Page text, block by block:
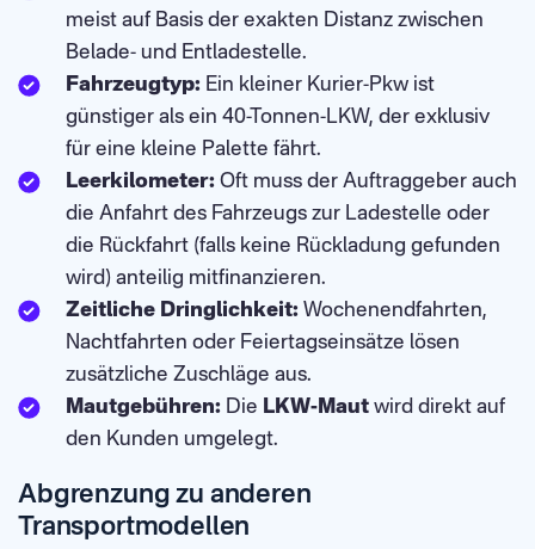
meist auf Basis der exakten Distanz zwischen
Belade- und Entladestelle.
Fahrzeugtyp: Ein kleiner Kurier-Pkw ist
günstiger als ein 40-Tonnen-LKW, der exklusiv
für eine kleine Palette fährt.
Leerkilometer: Oft muss der Auftraggeber auch
die Anfahrt des Fahrzeugs zur Ladestelle oder
die Rückfahrt (falls keine Rückladung gefunden
wird) anteilig mitfinanzieren.
Zeitliche Dringlichkeit: Wochenendfahrten,
Nachtfahrten oder Feiertagseinsätze lösen
zusätzliche Zuschläge aus.
Mautgebühren: Die LKW-Maut wird direkt auf
den Kunden umgelegt.
Abgrenzung zu anderen
Transportmodellen